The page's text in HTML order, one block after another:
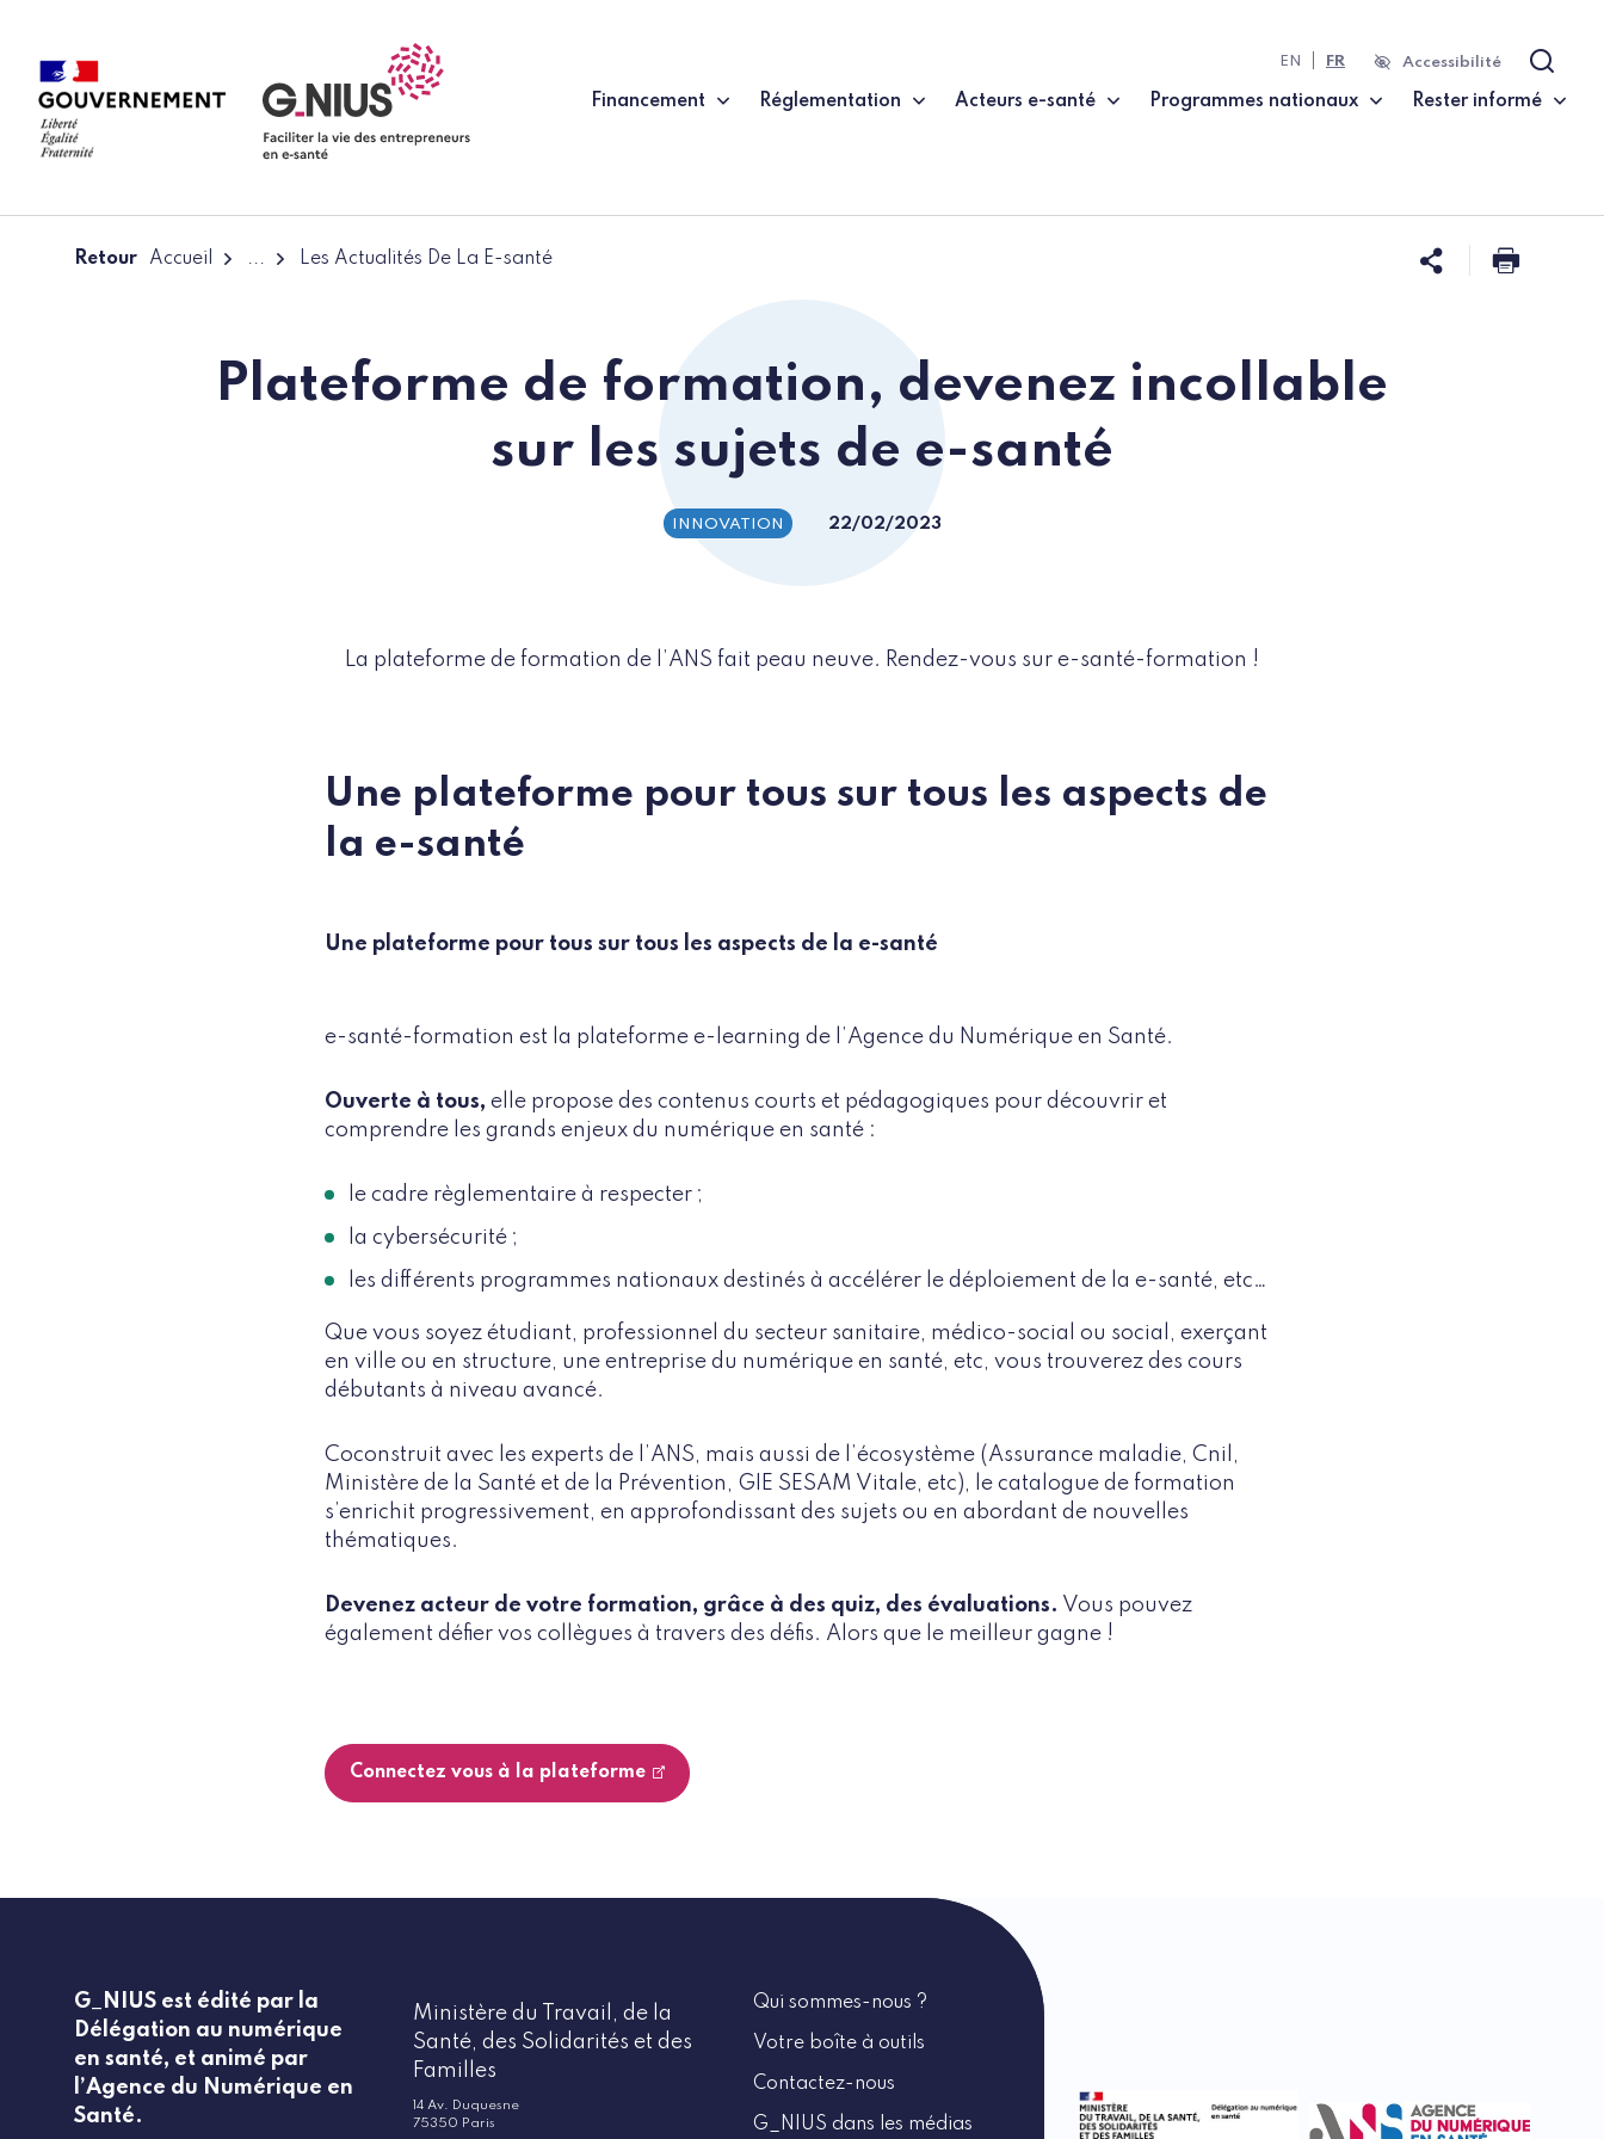
Financement Réglementation Acteurs e-santé Programmes nationaux Rester informé
EN FR Accessibilité
Retour Accueil ... Les Actualités De La E-santé Partager
Plateforme de formation, devenez incollable
sur les sujets de e-santé
INNOVATION 22/02/2023
La plateforme de formation de l’ANS fait peau neuve. Rendez-vous sur e-santé-formation !
Une plateforme pour tous sur tous les aspects de
la e-santé
Une plateforme pour tous sur tous les aspects de la e-santé
e-santé-formation est la plateforme e-learning de l’Agence du Numérique en Santé.
Ouverte à tous, elle propose des contenus courts et pédagogiques pour découvrir et
comprendre les grands enjeux du numérique en santé :
le cadre règlementaire à respecter ;
la cybersécurité ;
les différents programmes nationaux destinés à accélérer le déploiement de la e-santé, etc…
Que vous soyez étudiant, professionnel du secteur sanitaire, médico-social ou social, exerçant
en ville ou en structure, une entreprise du numérique en santé, etc, vous trouverez des cours
débutants à niveau avancé.
Coconstruit avec les experts de l’ANS, mais aussi de l’écosystème (Assurance maladie, Cnil,
Ministère de la Santé et de la Prévention, GIE SESAM Vitale, etc), le catalogue de formation
s’enrichit progressivement, en approfondissant des sujets ou en abordant de nouvelles
thématiques.
Devenez acteur de votre formation, grâce à des quiz, des évaluations. Vous pouvez
également défier vos collègues à travers des défis. Alors que le meilleur gagne !
Connectez vous à la plateforme
G_NIUS est édité par la
Délégation au numérique
en santé, et animé par
l’Agence du Numérique en
Santé.
Ministère du Travail, de la
Santé, des Solidarités et des
Familles
14 Av. Duquesne
75350 Paris
Qui sommes-nous ?
Votre boîte à outils
Contactez-nous
G_NIUS dans les médias